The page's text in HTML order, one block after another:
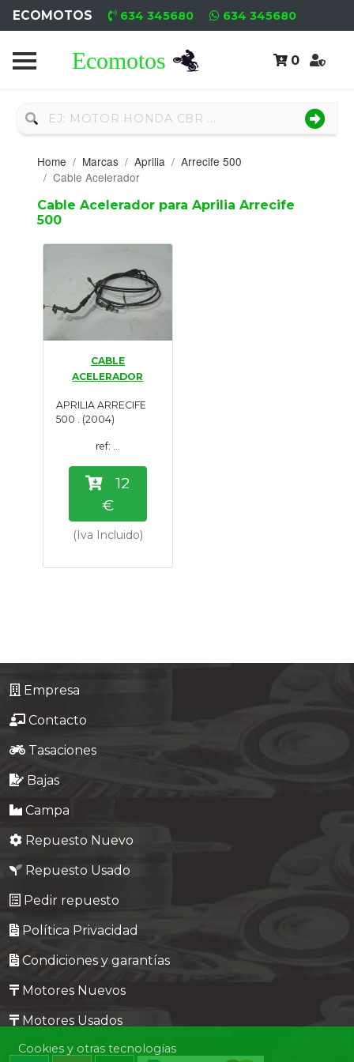
ECOMOTOS 634 345680 634 345680
0
Home
Nuevo
Neumáticos
Campa
Motores
Nuevos
Motores
Usados
Tasaciones
Formulario
Empresa
Contacto
Home Marcas Aprilia
Arrecife 500
Cable Acelerador
Cable Acelerador para Aprilia Arrecife
500
CABLE
ACELERADOR
APRILIA ARRECIFE
500 . (2004)
ref: ...
12
€
(Iva Incluido)
Empresa
Contacto
Tasaciones
Bajas
Campa
Repuesto Nuevo
Repuesto Usado
Pedir repuesto
Política Privacidad
Condiciones y garantías
Motores Nuevos
Motores Usados
Cookies y otras tecnologías